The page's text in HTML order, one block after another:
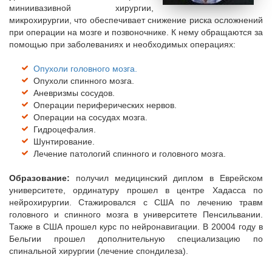
миниивазивной хирургии,
микрохирургии, что обеспечивает снижение риска осложнений
при операции на мозге и позвоночнике. К нему обращаются за
помощью при заболеваниях и необходимых операциях:
Опухоли головного мозга.
Опухоли спинного мозга.
Аневризмы сосудов.
Операции периферических нервов.
Операции на сосудах мозга.
Гидроцефалия.
Шунтирование.
Лечение патологий спинного и головного мозга.
Образование: получил медицинский диплом в Еврейском
университете, ординатуру прошел в центре Хадасса по
нейрохирургии. Стажировался с США по лечению травм
головного и спинного мозга в университете Пенсильвании.
Также в США прошел курс по нейронавигации. В 20004 году в
Бельгии прошел дополнительную специализацию по
спинальной хирургии (лечение спондилеза).